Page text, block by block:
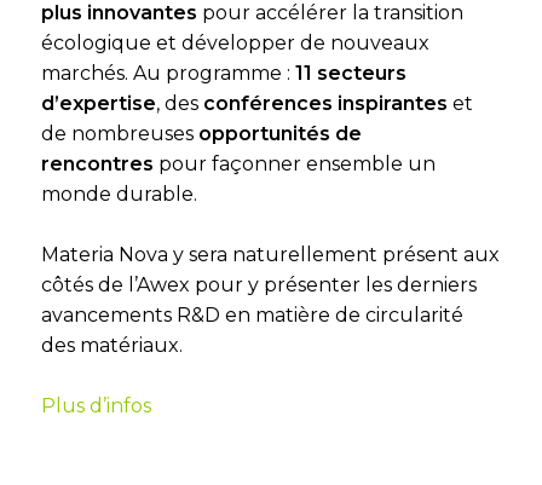
plus innovantes pour accélérer la transition
écologique et développer de nouveaux
marchés. Au programme : 11 secteurs
d’expertise, des conférences inspirantes et
de nombreuses opportunités de
rencontres pour façonner ensemble un
monde durable.
Materia Nova y sera naturellement présent aux
côtés de l’Awex pour y présenter les derniers
avancements R&D en matière de circularité
des matériaux.
Plus d’infos